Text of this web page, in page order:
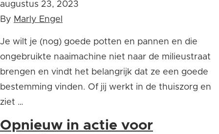
augustus 23, 2023
By Marly Engel
Je wilt je (nog) goede potten en pannen en die
ongebruikte naaimachine niet naar de milieustraat
brengen en vindt het belangrijk dat ze een goede
bestemming vinden. Of jij werkt in de thuiszorg en
ziet …
Opnieuw in actie voor